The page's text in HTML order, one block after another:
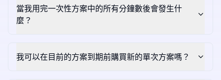
當我用完一次性方案中的所有分鐘數後會發生什
麼？
我可以在目前的方案到期前購買新的單次方案嗎？